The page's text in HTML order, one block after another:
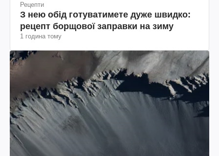
Рецепти
З нею обід готуватимете дуже швидко:
рецепт борщової заправки на зиму
1 година тому